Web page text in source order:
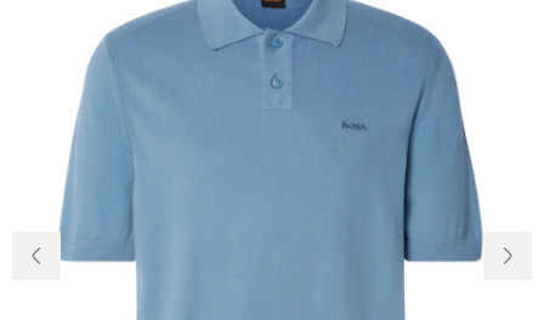
Про нас
Доставка та
Питання та
відповіді
Palmira Club
+38(050)4840005